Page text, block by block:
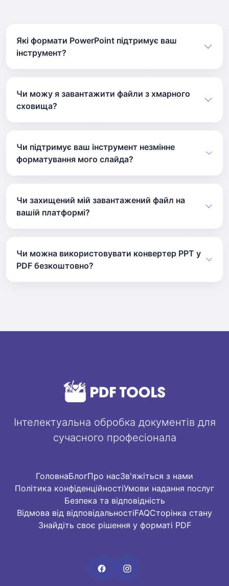
Які формати PowerPoint підтримує ваш
інструмент?
Чи можу я завантажити файли з хмарного
сховища?
Чи підтримує ваш інструмент незмінне
форматування мого слайда?
Чи захищений мій завантажений файл на
вашій платформі?
Чи можна використовувати конвертер PPT у
PDF безкоштовно?
Інтелектуальна обробка документів для
сучасного професіонала
ГоловнаБлогПро насЗв'яжіться з нами
Політика конфіденційностіУмови надання послуг
Безпека та відповідність
Відмова від відповідальностіFAQСторінка стану
Знайдіть своє рішення у форматі PDF